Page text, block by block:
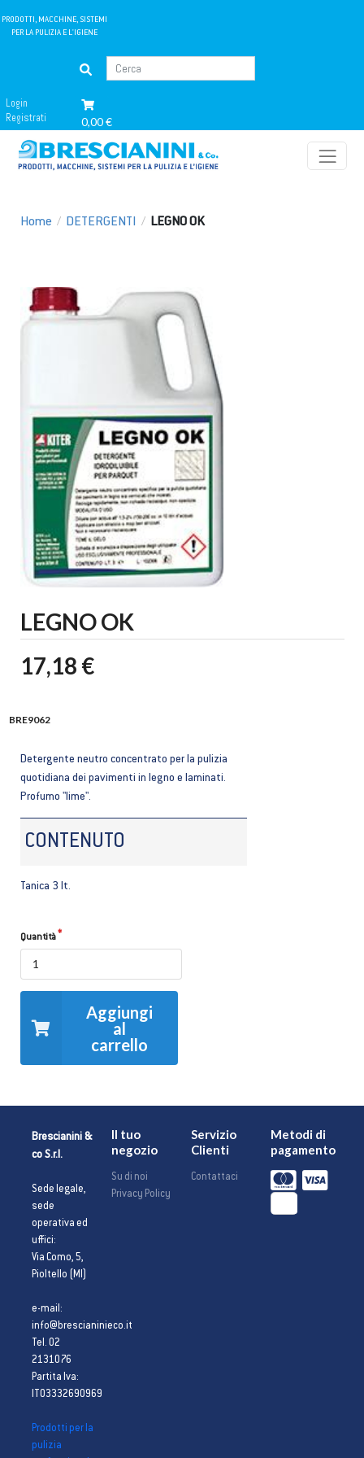
PRODOTTI, MACCHINE, SISTEMI
PER LA PULIZIA E L'IGIENE
Login
Registrati
0,00 €
Home / DETERGENTI / LEGNO OK
LEGNO OK
17,18 €
BRE9062
Detergente neutro concentrato per la pulizia
quotidiana dei pavimenti in legno e laminati.
Profumo "lime".
CONTENUTO
Tanica 3 lt.
Quantità
Aggiungi
al
carrello
Brescianini &
co S.r.l.
Sede legale,
sede
operativa ed
uffici:
Via Como, 5,
Pioltello (MI)
e-mail:
info@brescianinieco.it
Tel. 02
2131076
Partita Iva:
IT03332690969
Prodotti per la
pulizia
Il tuo
negozio
Su di noi
Privacy Policy
Servizio
Clienti
Contattaci
Metodi di
pagamento